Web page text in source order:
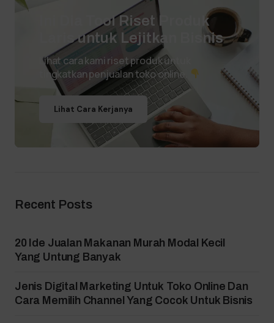
Ini Dia Tool Riset Produk
Laris untuk Lejitkan Bisnis
Lihat cara kami riset produk untuk
tingkatkan penjualan toko online.
Lihat Cara Kerjanya
Recent Posts
20 Ide Jualan Makanan Murah Modal Kecil
Yang Untung Banyak
Jenis Digital Marketing Untuk Toko Online Dan
Cara Memilih Channel Yang Cocok Untuk Bisnis